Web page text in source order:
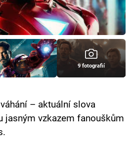
9 fotografií
– aktuální slova
jasným vzkazem fanouškům